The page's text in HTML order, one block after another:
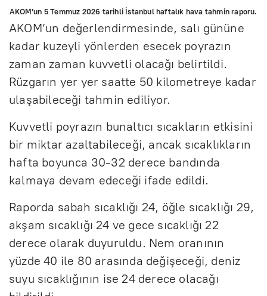
AKOM’un 5 Temmuz 2026 tarihli İstanbul haftalık hava tahmin raporu.
AKOM’un değerlendirmesinde, salı gününe
kadar kuzeyli yönlerden esecek poyrazın
zaman zaman kuvvetli olacağı belirtildi.
Rüzgarın yer yer saatte 50 kilometreye kadar
ulaşabileceği tahmin ediliyor.
Kuvvetli poyrazın bunaltıcı sıcakların etkisini
bir miktar azaltabileceği, ancak sıcaklıkların
hafta boyunca 30-32 derece bandında
kalmaya devam edeceği ifade edildi.
Raporda sabah sıcaklığı 24, öğle sıcaklığı 29,
akşam sıcaklığı 24 ve gece sıcaklığı 22
derece olarak duyuruldu. Nem oranının
yüzde 40 ile 80 arasında değişeceği, deniz
suyu sıcaklığının ise 24 derece olacağı